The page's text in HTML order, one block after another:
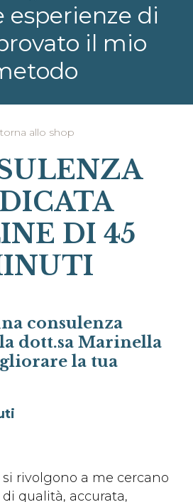
esperienze di
il mio
torna allo shop
DI 45
consulenza
dott.sa Marinella
la tua
rivolgono a me cercano
qualità, accurata,